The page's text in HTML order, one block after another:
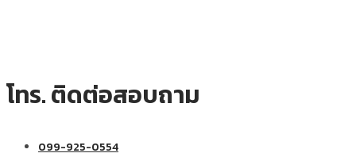
โทร. ติดต่อสอบถาม
099-925-0554